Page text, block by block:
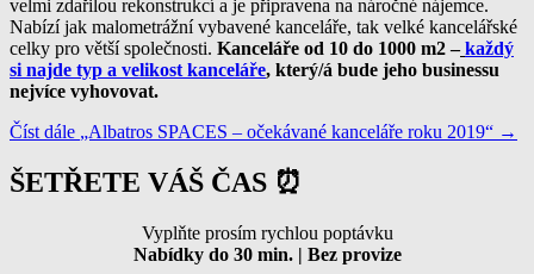
velmi zdařilou rekonstrukcí a je připravena na náročné nájemce.
Nabízí jak malometrážní vybavené kanceláře, tak velké kancelářské
celky pro větší společnosti. Kanceláře od 10 do 1000 m2 – každý
si najde typ a velikost kanceláře, který/á bude jeho businessu
nejvíce vyhovovat.
Číst dále „Albatros SPACES – očekávané kanceláře roku 2019“ →
ŠETŘETE VÁŠ ČAS ⏰
Vyplňte prosím rychlou poptávku
Nabídky do 30 min. | Bez provize